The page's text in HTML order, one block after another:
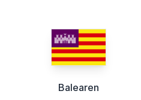
Balearen